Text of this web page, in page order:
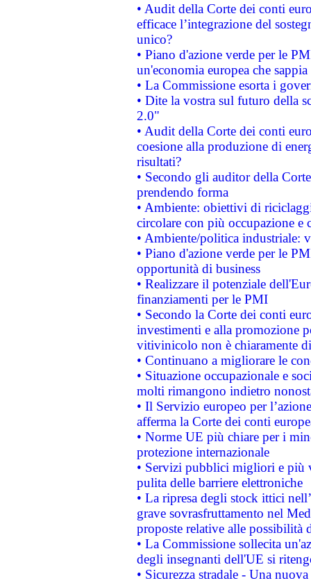
• Audit della Corte dei conti
efficace l’integrazione del
unico?
• Piano d'azione verde per le
un'economia europea che
• La Commissione esorta i
• Dite la vostra sul futuro della
2.0"
• Audit della Corte dei conti
coesione alla produzione di
risultati?
• Secondo gli auditor della
prendendo forma
• Ambiente: obiettivi di
circolare con più occupazione e
• Ambiente/politica industriale:
• Piano d'azione verde per le
opportunità di business
• Realizzare il potenziale
finanziamenti per le PMI
• Secondo la Corte dei conti
investimenti e alla promozione
vitivinicolo non è chiaramente
• Continuano a migliorare le
• Situazione occupazionale e
molti rimangono indietro
• Il Servizio europeo per
afferma la Corte dei conti
• Norme UE più chiare per i
protezione internazionale
• Servizi pubblici migliori e più
pulita delle barriere elettroniche
• La ripresa degli stock ittici
grave sovrasfruttamento nel
proposte relative alle possibilità
• La Commissione sollecita
degli insegnanti dell'UE si
• Sicurezza stradale - Una